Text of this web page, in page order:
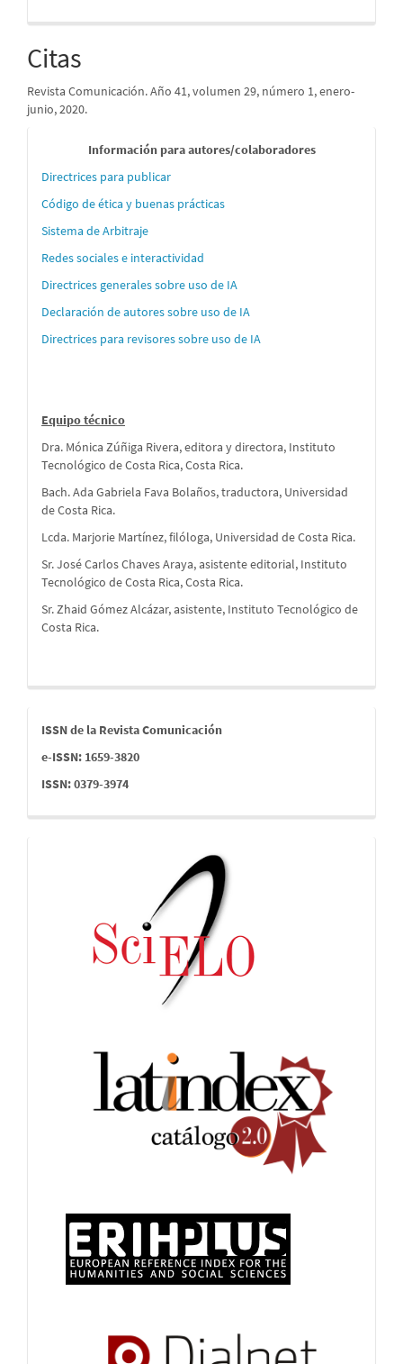
Citas
Revista Comunicación. Año 41, volumen 29, número 1, enero-
junio, 2020.
Informaci
´´on
para
autores
Información para autores/colaboradores
Directrices para publicar
Código de ética y buenas prácticas
Sistema de Arbitraje
Redes sociales e interactividad
Directrices generales sobre uso de IA
Declaración de autores sobre uso de IA
Directrices para revisores sobre uso de IA
Equipo técnico
Dra. Mónica Zúñiga Rivera, editora y directora, Instituto
Tecnológico de Costa Rica, Costa Rica.
Bach. Ada Gabriela Fava Bolaños, traductora, Universidad
de Costa Rica.
Lcda. Marjorie Martínez, filóloga, Universidad de Costa Rica.
Sr. José Carlos Chaves Araya, asistente editorial, Instituto
Tecnológico de Costa Rica, Costa Rica.
Sr. Zhaid Gómez Alcázar, asistente, Instituto Tecnológico de
Costa Rica.
issn
ISSN de la Revista Comunicación
e-ISSN: 1659-3820
ISSN: 0379-3974